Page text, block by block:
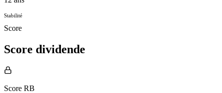
Stabilité
Score
Score dividende
Score RB